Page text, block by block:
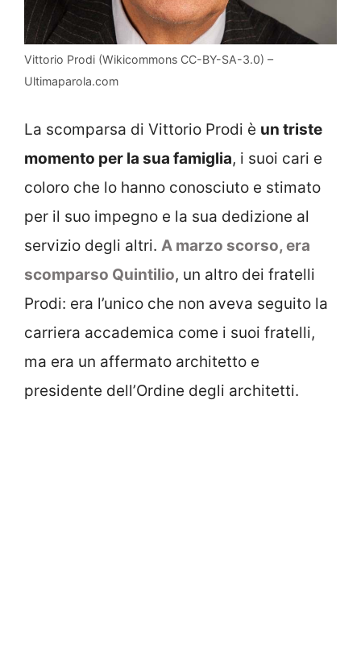
Vittorio Prodi (Wikicommons CC-BY-SA-3.0) –
Ultimaparola.com
La scomparsa di Vittorio Prodi è un triste
momento per la sua famiglia, i suoi cari e
coloro che lo hanno conosciuto e stimato
per il suo impegno e la sua dedizione al
servizio degli altri. A marzo scorso, era
scomparso Quintilio, un altro dei fratelli
Prodi: era l’unico che non aveva seguito la
carriera accademica come i suoi fratelli,
ma era un affermato architetto e
presidente dell’Ordine degli architetti.